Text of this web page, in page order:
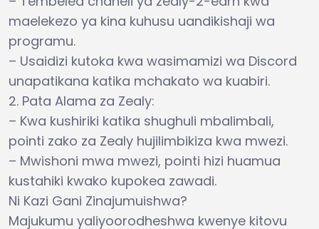
maelekezo ya kina kuhusu uandikishaji wa
programu.
– Usaidizi kutoka kwa wasimamizi wa Discord
unapatikana katika mchakato wa kuabiri.
2. Pata Alama za Zealy:
– Kwa kushiriki katika shughuli mbalimbali,
pointi zako za Zealy hujilimbikiza kwa mwezi.
– Mwishoni mwa mwezi, pointi hizi huamua
kustahiki kwako kupokea zawadi.
Ni Kazi Gani Zinajumuishwa?
Majukumu yaliyoorodheshwa kwenye kitovu